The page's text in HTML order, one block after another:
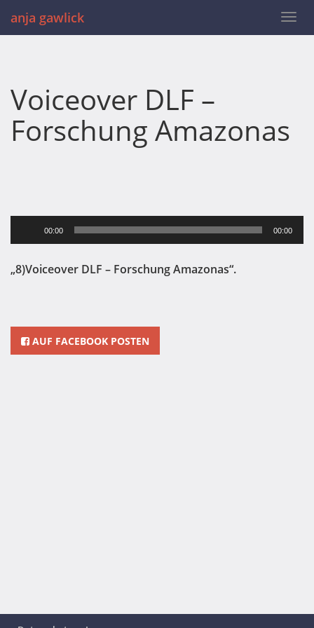
anja gawlick
Voiceover DLF –
Forschung Amazonas
Player
00:00 00:00
„8)Voiceover DLF – Forschung Amazonas“.
AUF FACEBOOK POSTEN